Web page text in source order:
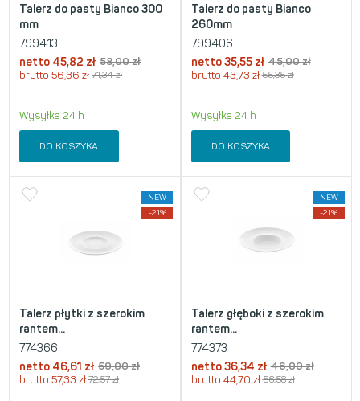
Talerz do pasty Bianco 300
mm
799413
netto 45,82 zł 58,00zł
brutto 56,36 zł 71,34zł
Wysyłka 24 h
DO KOSZYKA
Talerz do pasty Bianco
260mm
799406
netto 35,55 zł 45,00zł
brutto 43,73 zł 55,35zł
Wysyłka 24 h
DO KOSZYKA
NEW
-21%
Talerz płytki z szerokim
rantem...
774366
netto 46,61 zł 59,00zł
brutto 57,33 zł 72,57zł
NEW
-21%
Talerz głęboki z szerokim
rantem...
774373
netto 36,34 zł 46,00zł
brutto 44,70 zł 56,58zł